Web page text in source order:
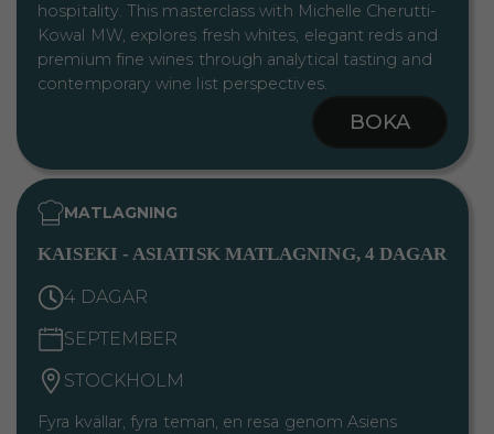
hospitality. This masterclass with Michelle Cherutti-
Kowal MW, explores fresh whites, elegant reds and
premium fine wines through analytical tasting and
contemporary wine list perspectives.
BOKA
MATLAGNING
KAISEKI - ASIATISK MATLAGNING, 4 DAGAR
4 DAGAR
SEPTEMBER
STOCKHOLM
Fyra kvällar, fyra teman, en resa genom Asiens